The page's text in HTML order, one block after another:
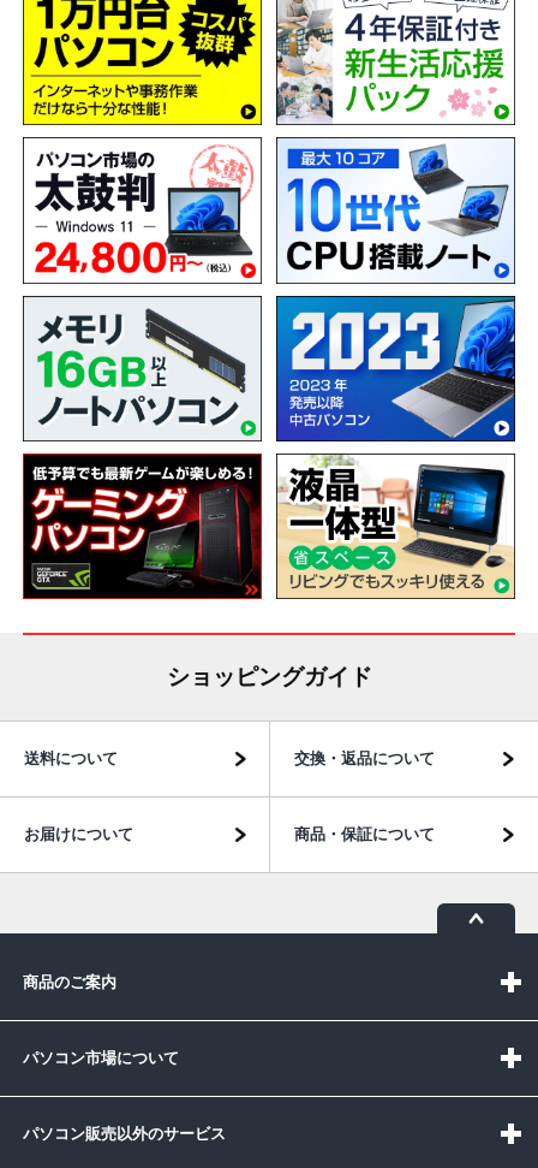
ショッピングガイド
送料について 交換・返品について
お届けについて 商品・保証について
商品のご案内
パソコン市場について
パソコン販売以外のサービス